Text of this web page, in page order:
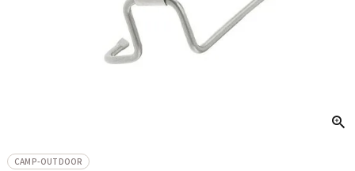
CAMP-OUTDOOR